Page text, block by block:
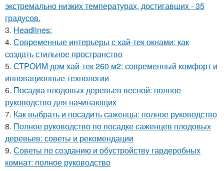
экстремально низких температурах, достигавших - 35
градусов.
3. Headlines:
4. Современные интерьеры с хай-тек окнами: как
создать стильное пространство
5. СТРОИМ дом хай-тек 260 м2: современный комфорт и
инновационные технологии
6. Посадка плодовых деревьев весной: полное
руководство для начинающих
7. Как выбрать и посадить саженцы: полное руководство
8. Полное руководство по посадке саженцев плодовых
деревьев: советы и рекомендации
9. Советы по созданию и обустройству гардеробных
комнат: полное руководство